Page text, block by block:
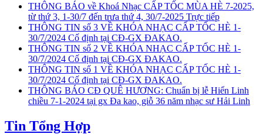
THÔNG BÁO về Khoá Nhạc CẤP TỐC MÙA HÈ 7-2025,
từ thứ 3, 1-30/7 đến trưa thứ 4, 30/7-2025 Trực tiếp
THÔNG TIN số 3 VỀ KHÓA NHẠC CẤP TỐC HÈ 1-
30/7/2024 Cố định tại CĐ-GX ĐAKAO.
THÔNG TIN số 2 VỀ KHÓA NHẠC CẤP TỐC HÈ 1-
30/7/2024 Cố định tại CĐ-GX ĐAKAO.
THÔNG TIN số 1 VỀ KHÓA NHẠC CẤP TỐC HÈ 1-
30/7/2024 Cố định tại CĐ-GX ĐAKAO.
THÔNG BÁO CĐ QUÊ HƯƠNG: Chuẩn bị lễ Hiển Linh
chiều 7-1-2024 tại gx Đa kao, giỗ 36 năm nhạc sư Hải Linh
Tin Tổng Hợp